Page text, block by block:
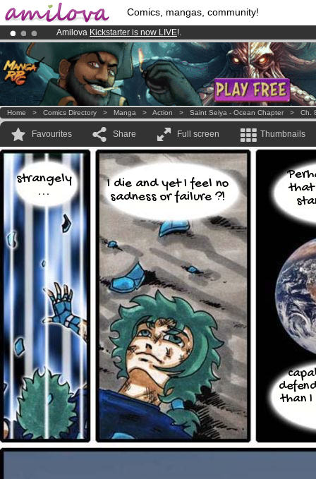
Comics, mangas, community!
Amilova Kickstarter is now LIVE!.
Premium membership from3.95 eurosper month !Get membership
Already 100000membersand 1000 comics & mangas!.
Home > Comics Directory > Manga > Action > Saint Seiya - Ocean Chapter > Ch.
Favourites Share Full screen Thumbnails
strangely
...
I die and yet I feel no
sadness or failure ?!
that
than I